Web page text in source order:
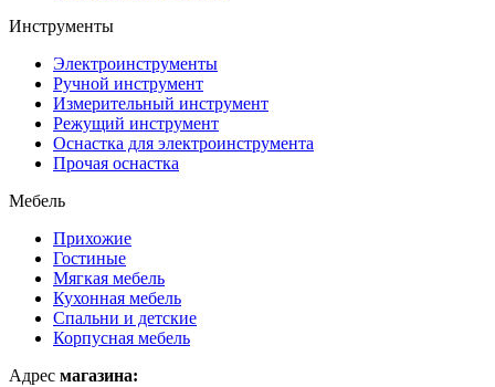
Инструменты
Электроинструменты
Ручной инструмент
Измерительный инструмент
Режущий инструмент
Оснастка для электроинструмента
Прочая оснастка
Мебель
Прихожие
Гостиные
Мягкая мебель
Кухонная мебель
Спальни и детские
Корпусная мебель
Адрес магазина: